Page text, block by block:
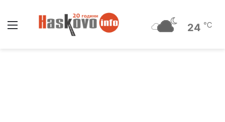
24 ℃